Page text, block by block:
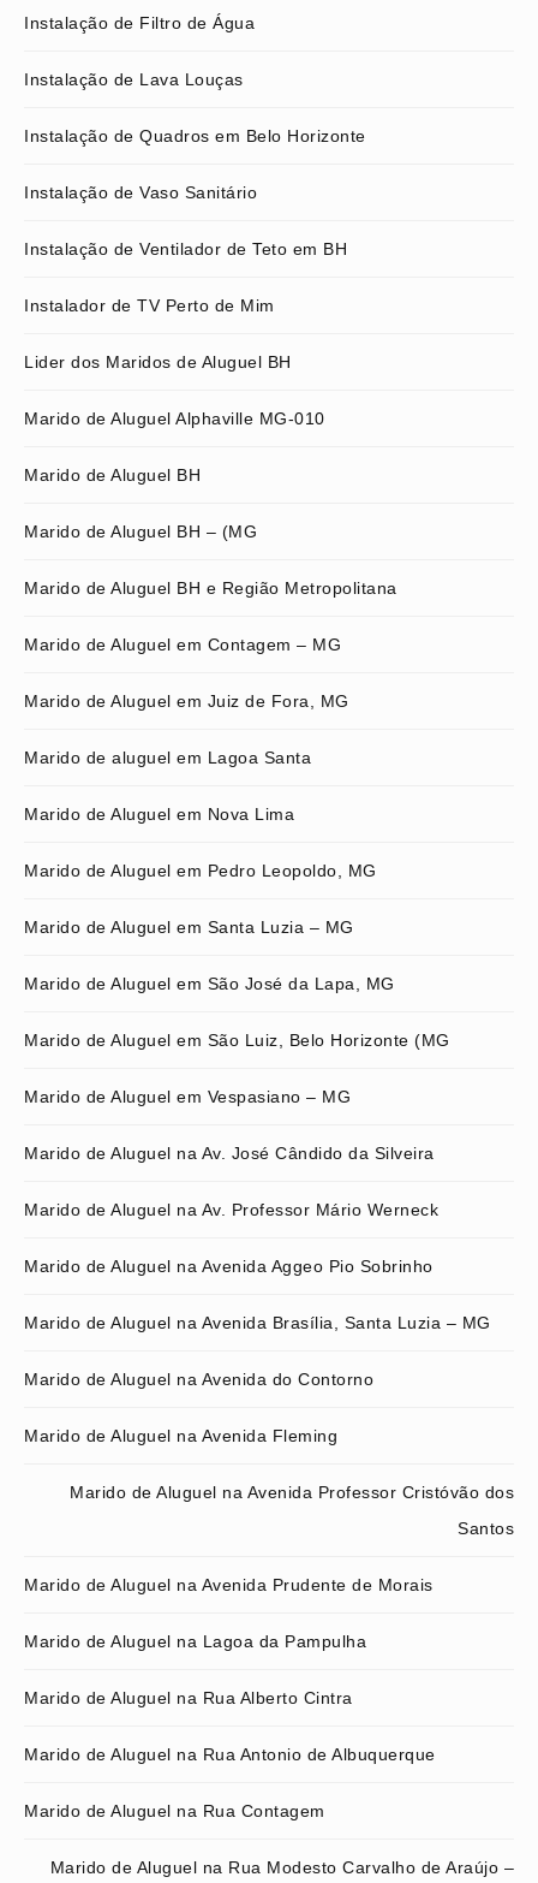
Instalação de Filtro de Água
Instalação de Lava Louças
Instalação de Quadros em Belo Horizonte
Instalação de Vaso Sanitário
Instalação de Ventilador de Teto em BH
Instalador de TV Perto de Mim
Lider dos Maridos de Aluguel BH
Marido de Aluguel Alphaville MG-010
Marido de Aluguel BH
Marido de Aluguel BH – (MG
Marido de Aluguel BH e Região Metropolitana
Marido de Aluguel em Contagem – MG
Marido de Aluguel em Juiz de Fora, MG
Marido de aluguel em Lagoa Santa
Marido de Aluguel em Nova Lima
Marido de Aluguel em Pedro Leopoldo, MG
Marido de Aluguel em Santa Luzia – MG
Marido de Aluguel em São José da Lapa, MG
Marido de Aluguel em São Luiz, Belo Horizonte (MG
Marido de Aluguel em Vespasiano – MG
Marido de Aluguel na Av. José Cândido da Silveira
Marido de Aluguel na Av. Professor Mário Werneck
Marido de Aluguel na Avenida Aggeo Pio Sobrinho
Marido de Aluguel na Avenida Brasília, Santa Luzia – MG
Marido de Aluguel na Avenida do Contorno
Marido de Aluguel na Avenida Fleming
Marido de Aluguel na Avenida Professor Cristóvão dos
Santos
Marido de Aluguel na Avenida Prudente de Morais
Marido de Aluguel na Lagoa da Pampulha
Marido de Aluguel na Rua Alberto Cintra
Marido de Aluguel na Rua Antonio de Albuquerque
Marido de Aluguel na Rua Contagem
Marido de Aluguel na Rua Modesto Carvalho de Araújo –